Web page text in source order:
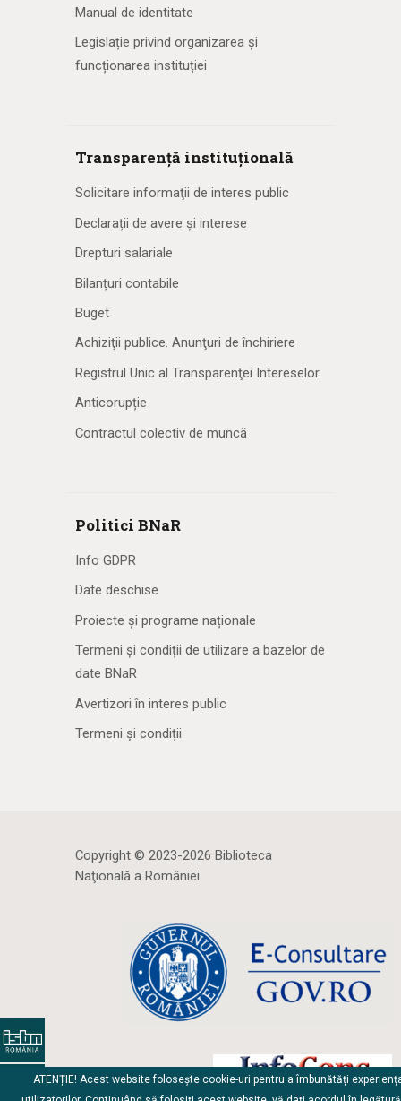
Manual de identitate
Legislație privind organizarea și
funcționarea instituției
Transparență instituțională
Solicitare informaţii de interes public
Declarații de avere și interese
Drepturi salariale
Bilanțuri contabile
Buget
Achiziţii publice. Anunţuri de închiriere
Registrul Unic al Transparenţei Intereselor
Anticorupție
Contractul colectiv de muncă
Politici BNaR
Info GDPR
Date deschise
Proiecte și programe naționale
Termeni și condiții de utilizare a bazelor de
date BNaR
Avertizori în interes public
Termeni și condiții
Copyright © 2023-2026 Biblioteca
Naţională a României
ATENȚIE! Acest website folosește cookie-uri pentru a îmbunătăți